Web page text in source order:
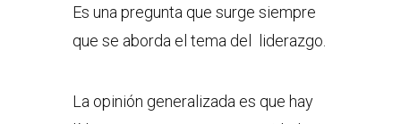
Es una pregunta que surge siempre
que se aborda el tema del liderazgo.
La opinión generalizada es que hay